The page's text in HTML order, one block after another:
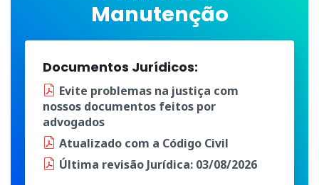
Manutenção
Documentos Jurídicos:
Evite problemas na justiça com
nossos documentos feitos por
advogados
Atualizado com a Código Civil
Última revisão Jurídica: 03/08/2026